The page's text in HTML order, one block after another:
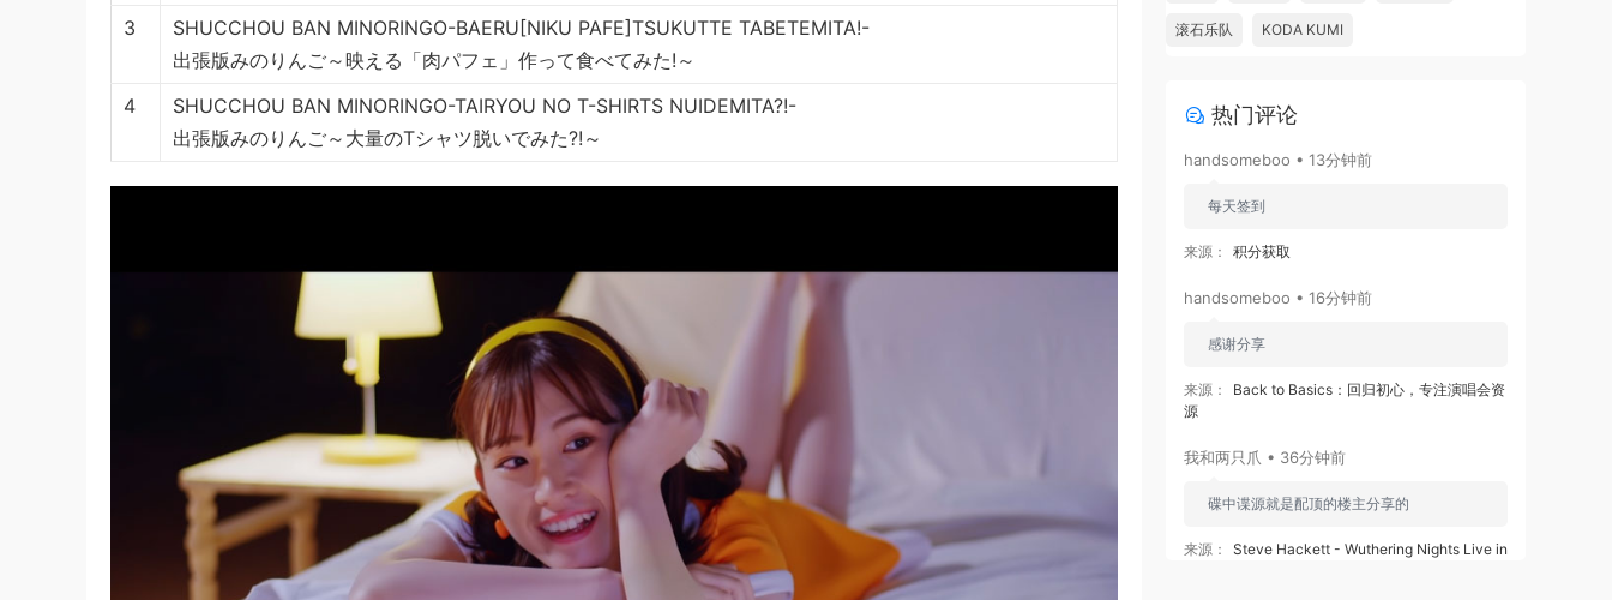
3
SHUCCHOU BAN MINORINGO-BAERU[NIKU PAFE]TSUKUTTE TABETEMITA!-
出張版みのりんご～映える「肉パフェ」作って食べてみた!～
4
SHUCCHOU BAN MINORINGO-TAIRYOU NO T-SHIRTS NUIDEMITA?!-
出張版みのりんご～大量のTシャツ脱いでみた?!～
滚石乐队 KODA KUMI
热门评论
handsomeboo • 13分钟前
每天签到
来源： 积分获取
handsomeboo • 16分钟前
感谢分享
来源：
Back to Basics：回归初心，专注演唱会资
源
我和两只爪 • 36分钟前
碟中谍源就是配顶的楼主分享的
来源：
Steve Hackett - Wuthering Nights Live in